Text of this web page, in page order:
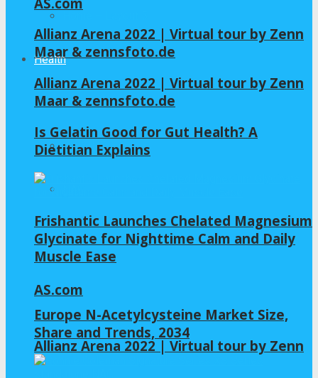
Health
All
GLYCINE
AS.com
Allianz Arena 2022 | Virtual tour by Zenn
Allianz Arena 2022 | Virtual tour by Zenn
Maar & zennsfoto.de
Allianz Arena 2022 | Virtual tour by Zenn
Maar & zennsfoto.de
Is Gelatin Good for Gut Health? A
Dietitian Explains
Frishantic Launches Chelated Magnesium
Glycinate for Nighttime Calm and Daily
Muscle Ease
Europe N-Acetylcysteine Market Size,
Share and Trends, 2034